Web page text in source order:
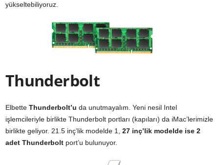
yükseltebiliyoruz.
Thunderbolt
Elbette Thunderbolt’u da unutmayalım. Yeni nesil Intel
işlemcileriyle birlikte Thunderbolt portları (kapıları) da iMac’lerimizle
birlikte geliyor. 21.5 inç’lik modelde 1, 27 inç’lik modelde ise 2
adet Thunderbolt port’u bulunuyor.